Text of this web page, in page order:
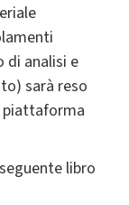
analisi e
sarà reso
piattaforma
libro